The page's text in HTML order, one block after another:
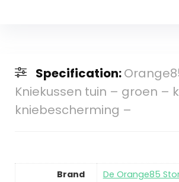
Specification:
Kniekussen tuin – groen –
kniebescherming –
Brand De Orange85